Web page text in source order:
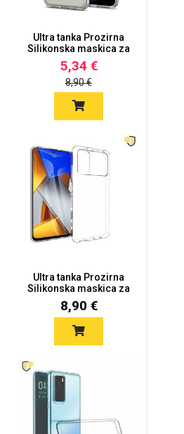
Ultra tanka Prozirna
Silikonska maskica za
iPh...
5,34 €
8,90 €
Ultra tanka Prozirna
Silikonska maskica za
Poc...
8,90 €